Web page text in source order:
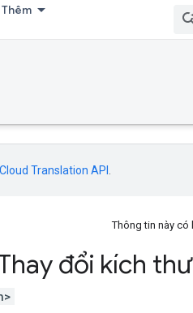
Thêm
Cloud Translation API
Thông tin này
đổi kích